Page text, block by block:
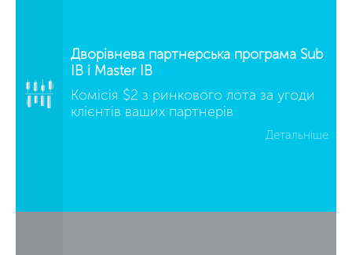
Дворівнева партнерська програма Sub
IB і Master IB
Комісія $2 з ринкового лота за угоди
клієнтів ваших партнерів
Детальніше